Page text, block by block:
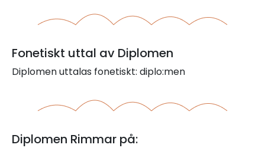
Fonetiskt uttal av Diplomen
Diplomen uttalas fonetiskt: diplo:men
Diplomen Rimmar på: